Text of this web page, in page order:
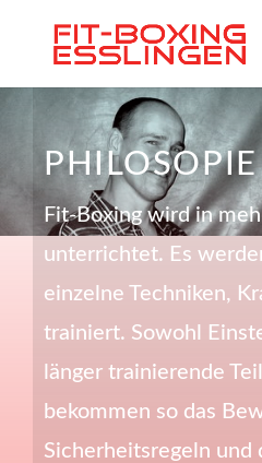
PHILOSOPIE
Fit-Boxing wird in
unterrichtet. Es
einzelne Techniken,
trainiert. Sowohl
länger trainierende
bekommen so das
Sicherheitsregeln und